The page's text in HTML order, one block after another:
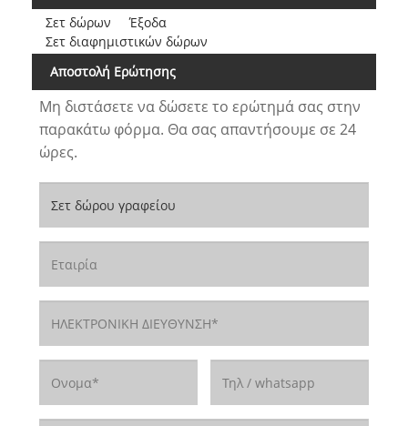
Σετ δώρων
Έξοδα
Σετ διαφημιστικών δώρων
Αποστολή Ερώτησης
Μη διστάσετε να δώσετε το ερώτημά σας στην
παρακάτω φόρμα. Θα σας απαντήσουμε σε 24
ώρες.